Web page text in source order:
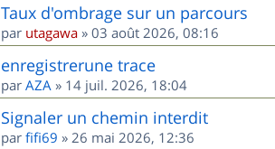
Taux d'ombrage sur un parcours
par utagawa » 03 août 2026, 08:16
enregistrerune trace
par AZA » 14 juil. 2026, 18:04
Signaler un chemin interdit
par fifi69 » 26 mai 2026, 12:36